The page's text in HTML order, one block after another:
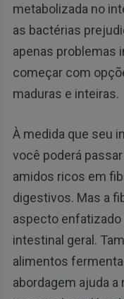
metabolizada no
as bactérias
apenas problemas
começar com
maduras e inteiras.
À medida que seu
você poderá
amidos ricos em
digestivos. Mas a
aspecto enfatizado
intestinal geral.
alimentos
abordagem ajuda